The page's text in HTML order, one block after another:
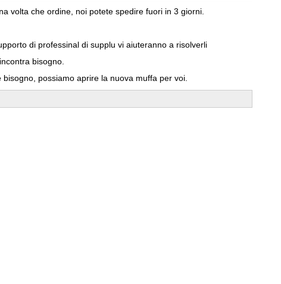
volta che ordine, noi potete spedire fuori in 3 giorni.
di professinal di supplu vi aiuteranno a risolverli
bisogno.
possiamo aprire la nuova muffa per voi.